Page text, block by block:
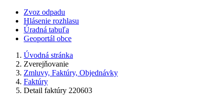
Zvoz odpadu
Hlásenie rozhlasu
Úradná tabuľa
Geoportál obce
Úvodná stránka
Zverejňovanie
Zmluvy, Faktúry, Objednávky
Faktúry
Detail faktúry 220603